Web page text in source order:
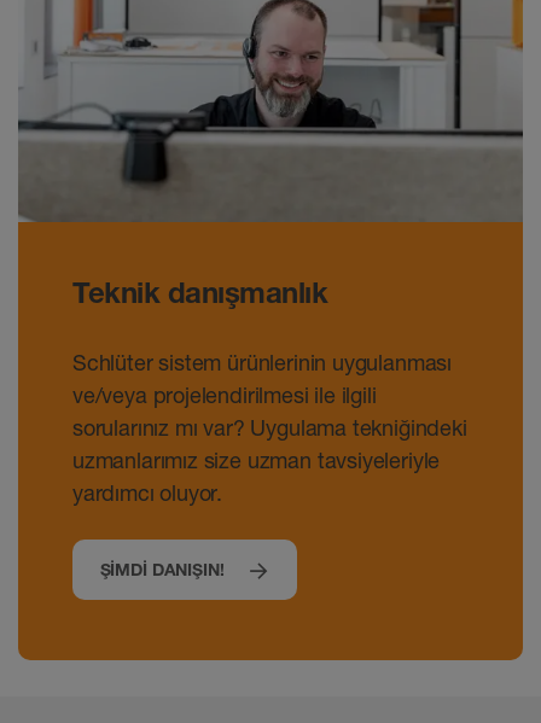
Teknik danışmanlık
Schlüter sistem ürünlerinin uygulanması
ve/veya projelendirilmesi ile ilgili
sorularınız mı var? Uygulama tekniğindeki
uzmanlarımız size uzman tavsiyeleriyle
yardımcı oluyor.
ŞIMDI DANIŞIN!